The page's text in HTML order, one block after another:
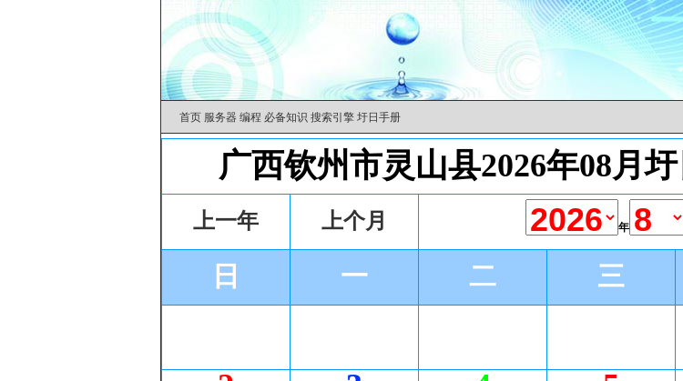
首页 服务器 编程 必备知识 搜索引擎 圩日手册
广西钦州市灵山县2026年08月
上一年 上个月 年
日 一 二 三